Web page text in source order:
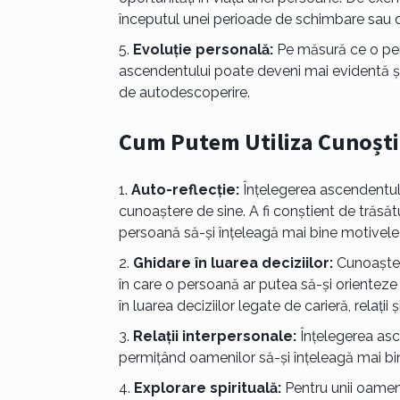
începutul unei perioade de schimbare sau
Evoluție personală:Pe măsură ce o
ascendentului poate deveni mai evidentă
de autodescoperire.
Cum Putem Utiliza
Auto-reflecție:Înțelegerea
cunoaștere de sine. A fi conștient de
persoană să-și înțeleagă mai bine motivele
Ghidare în luarea deciziilor:
în care o persoană ar putea să-și
în luarea deciziilor legate de carieră, relații
Relații interpersonale:Înțelegerea
permițând oamenilor să-și înțeleagă mai
Explorare spirituală:Pentru unii